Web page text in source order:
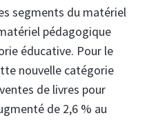
segments du matériel
pédagogique
éducative. Pour le
nouvelle catégorie
de livres pour
de 2,6 % au